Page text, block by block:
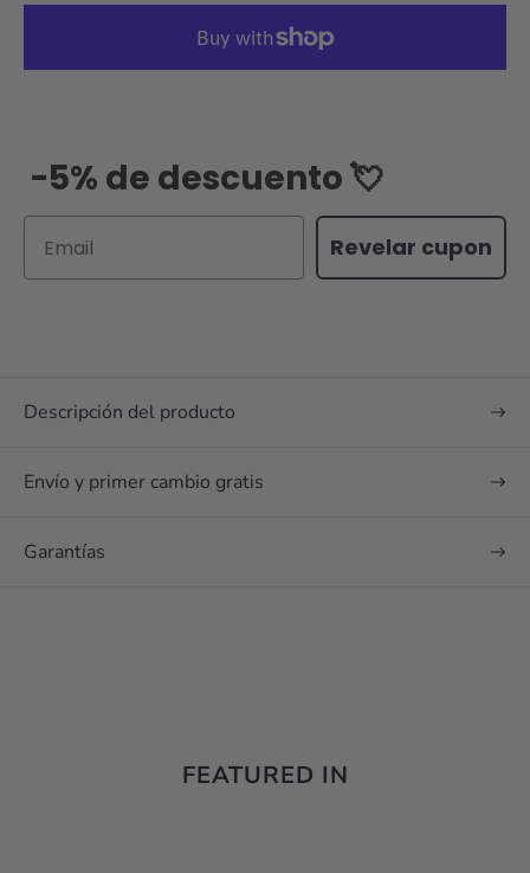
-5% de descuento 💘
Revelar cupon
Descripción del producto
Envío y primer cambio gratis
Garantías
FEATURED IN